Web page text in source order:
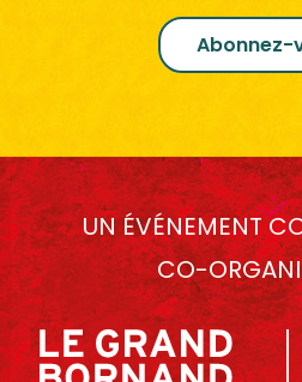
Abonnez-
UN ÉVÉNEMENT
CO-